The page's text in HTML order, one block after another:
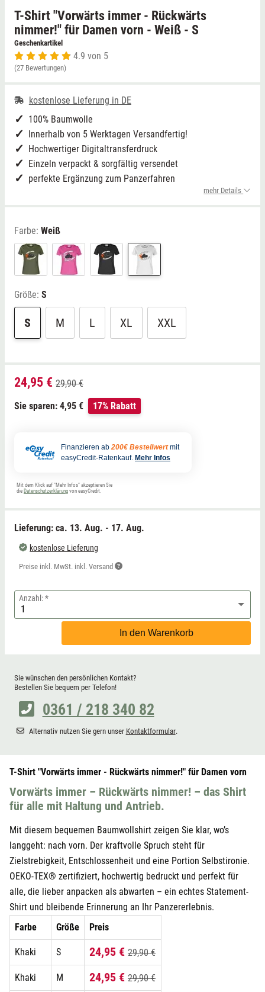
T-Shirt "Vorwärts immer - Rückwärts
nimmer!" für Damen vorn - Weiß - S
Geschenkartikel
4.9 von 5
(27 Bewertungen)
kostenlose Lieferung in DE
100% Baumwolle
Innerhalb von 5 Werktagen Versandfertig!
Hochwertiger Digitaltransferdruck
Einzeln verpackt & sorgfältig versendet
perfekte Ergänzung zum Panzerfahren
mehr Details
Farbe: Weiß
Größe: S
S M L XL XXL
24,95 € 29,90 €
Sie sparen: 4,95 €
17% Rabatt
Finanzieren ab 200€ Bestellwert mit
easyCredit-Ratenkauf. Mehr Infos
Mit dem Klick auf "Mehr Infos" akzeptieren Sie
die Datenschutzerklärung von easyCredit.
Lieferung: ca. 13. Aug. - 17. Aug.
kostenlose Lieferung
Preise inkl. MwSt. inkl. Versand
Anzahl:
In den Warenkorb
Sie wünschen den persönlichen Kontakt?
Bestellen Sie bequem per Telefon!
0361 / 218 340 82
Alternativ nutzen Sie gern unser Kontaktformular.
T-Shirt "Vorwärts immer - Rückwärts nimmer!" für Damen vorn
Vorwärts immer – Rückwärts nimmer! – das Shirt
für alle mit Haltung und Antrieb.
Mit diesem bequemen Baumwollshirt zeigen Sie klar, wo’s
langgeht: nach vorn. Der kraftvolle Spruch steht für
Zielstrebigkeit, Entschlossenheit und eine Portion Selbstironie.
OEKO-TEX® zertifiziert, hochwertig bedruckt und perfekt für
alle, die lieber anpacken als abwarten – ein echtes Statement-
Shirt und bleibende Erinnerung an Ihr Panzererlebnis.
Farbe
Größe Preis
Khaki S 24,95 € 29,90 €
Khaki M 24,95 € 29,90 €
Niedersachsen
NRW
Saarland
Sachsen
Sachsen-Anhalt
Grimmen (MV)
Rostock/Sanitz (MV)
Thale
Weißwasser